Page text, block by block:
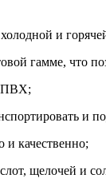
и
гамме, что
ПВХ;
и
и качественно;
щелочей и